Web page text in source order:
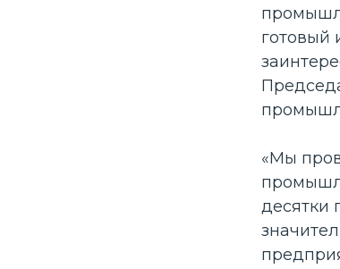
готовый
«Мы
десятки
Организатор